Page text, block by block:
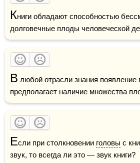
Книги обладают способностью
долговечные плоды человеческой
В любой отрасли знания появление
предполагает наличие множества
Если при столкновении головы с
звук, то всегда ли это — звук книги?